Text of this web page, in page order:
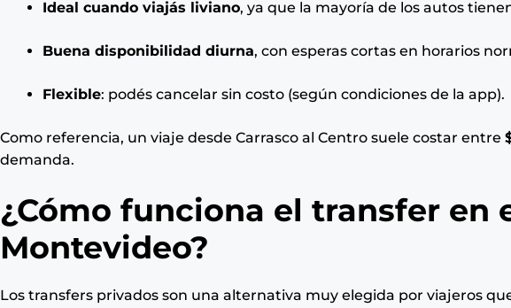
Ideal cuando viajás liviano, ya que la mayoría de los autos
Buena disponibilidad diurna, con esperas cortas en horarios
Flexible: podés cancelar sin costo (según condiciones de la app).
Como referencia, un viaje desde Carrasco al Centro suele costar entre
demanda.
¿Cómo funciona el transfer en
Montevideo?
Los transfers privados son una alternativa muy elegida por viajeros